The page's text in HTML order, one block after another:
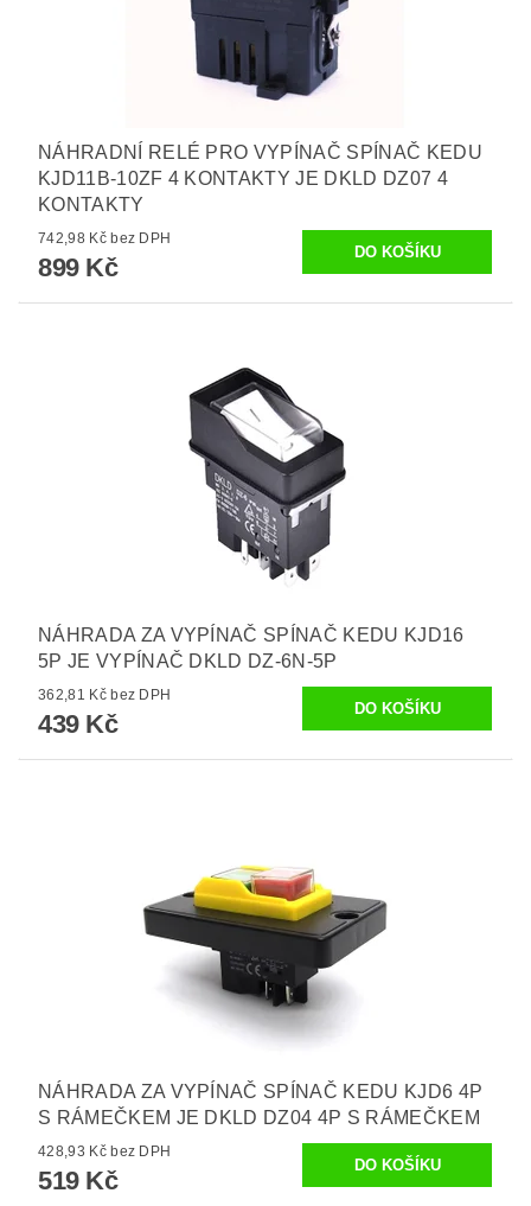
NÁHRADNÍ RELÉ PRO VYPÍNAČ SPÍNAČ KEDU
KJD11B-10ZF 4 KONTAKTY JE DKLD DZ07 4
KONTAKTY
742,98 Kč bez DPH
899 Kč
NÁHRADA ZA VYPÍNAČ SPÍNAČ KEDU KJD16
5P JE VYPÍNAČ DKLD DZ-6N-5P
362,81 Kč bez DPH
439 Kč
NÁHRADA ZA VYPÍNAČ SPÍNAČ KEDU KJD6 4P
S RÁMEČKEM JE DKLD DZ04 4P S RÁMEČKEM
428,93 Kč bez DPH
519 Kč